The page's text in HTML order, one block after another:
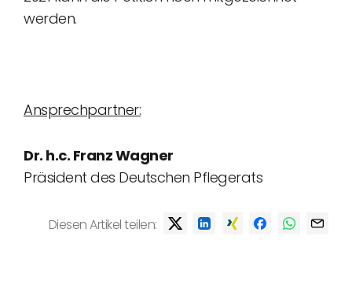
werden.
Ansprechpartner:
Dr. h.c. Franz Wagner
Präsident des Deutschen Pflegerats
Diesen Artikel teilen: